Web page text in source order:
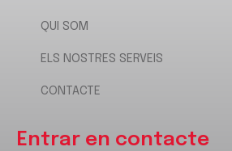
QUI SOM
ELS NOSTRES SERVEIS
CONTACTE
Entrar en contacte